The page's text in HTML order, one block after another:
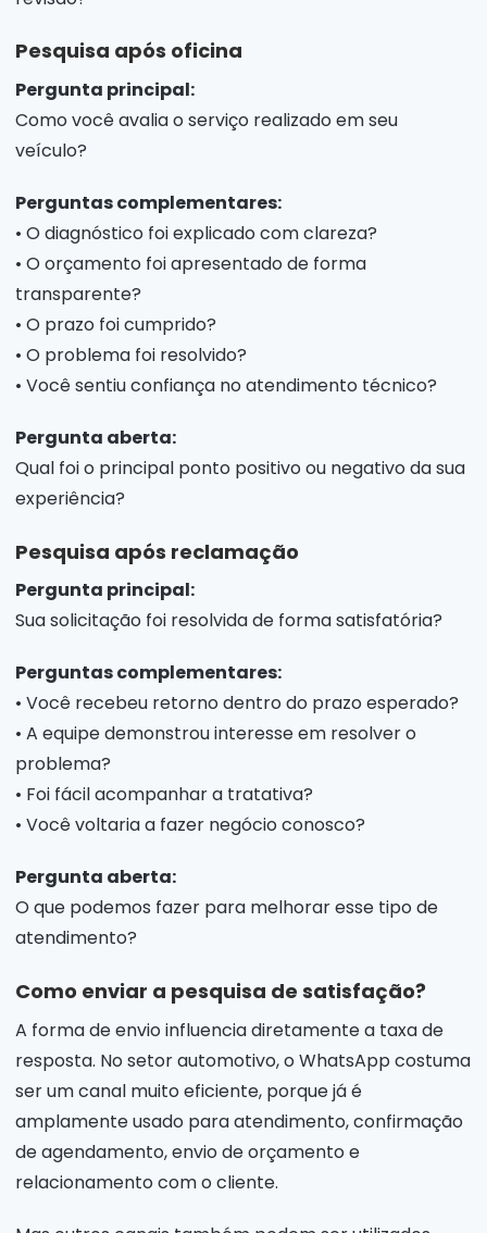
Pesquisa após oficina
Pergunta principal:
Como você avalia o serviço realizado em seu
veículo?
Perguntas complementares:
• O diagnóstico foi explicado com clareza?
• O orçamento foi apresentado de forma
transparente?
• O prazo foi cumprido?
• O problema foi resolvido?
• Você sentiu confiança no atendimento técnico?
Pergunta aberta:
Qual foi o principal ponto positivo ou negativo da sua
experiência?
Pesquisa após reclamação
Pergunta principal:
Sua solicitação foi resolvida de forma satisfatória?
Perguntas complementares:
• Você recebeu retorno dentro do prazo esperado?
• A equipe demonstrou interesse em resolver o
problema?
• Foi fácil acompanhar a tratativa?
• Você voltaria a fazer negócio conosco?
Pergunta aberta:
O que podemos fazer para melhorar esse tipo de
atendimento?
Como enviar a pesquisa de satisfação?
A forma de envio influencia diretamente a taxa de
resposta. No setor automotivo, o WhatsApp costuma
ser um canal muito eficiente, porque já é
amplamente usado para atendimento, confirmação
de agendamento, envio de orçamento e
relacionamento com o cliente.